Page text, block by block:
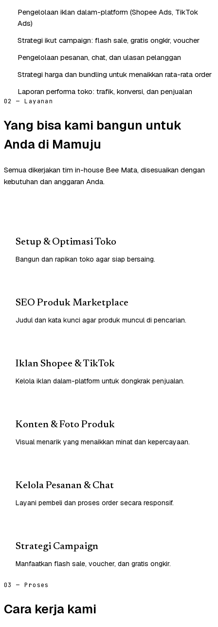
Pengelolaan iklan dalam-platform (Shopee Ads, TikTok
Ads)
Strategi ikut campaign: flash sale, gratis ongkir, voucher
Pengelolaan pesanan, chat, dan ulasan pelanggan
Strategi harga dan bundling untuk menaikkan rata-rata order
Laporan performa toko: trafik, konversi, dan penjualan
02 — Layanan
Yang bisa kami bangun untuk
Anda di Mamuju
Semua dikerjakan tim in-house Bee Mata, disesuaikan dengan
kebutuhan dan anggaran Anda.
Setup & Optimasi Toko
Bangun dan rapikan toko agar siap bersaing.
SEO Produk Marketplace
Judul dan kata kunci agar produk muncul di pencarian.
Iklan Shopee & TikTok
Kelola iklan dalam-platform untuk dongkrak penjualan.
Konten & Foto Produk
Visual menarik yang menaikkan minat dan kepercayaan.
Kelola Pesanan & Chat
Layani pembeli dan proses order secara responsif.
Strategi Campaign
Manfaatkan flash sale, voucher, dan gratis ongkir.
03 — Proses
Cara kerja kami